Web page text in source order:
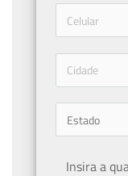
Insira a